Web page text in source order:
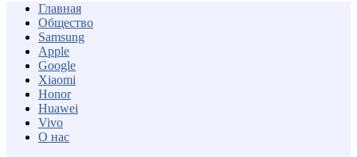
Главная
Общество
Samsung
Apple
Google
Xiaomi
Honor
Huawei
Vivo
О нас